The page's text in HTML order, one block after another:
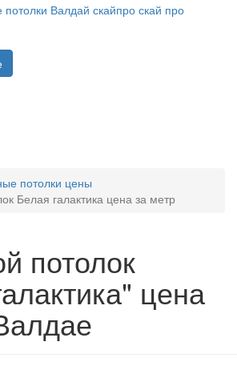
потолки цены
Белая галактика цена за метр
потолок
цена